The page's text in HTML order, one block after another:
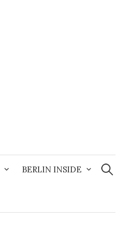
BERLIN INSIDE
Suchen
nach: